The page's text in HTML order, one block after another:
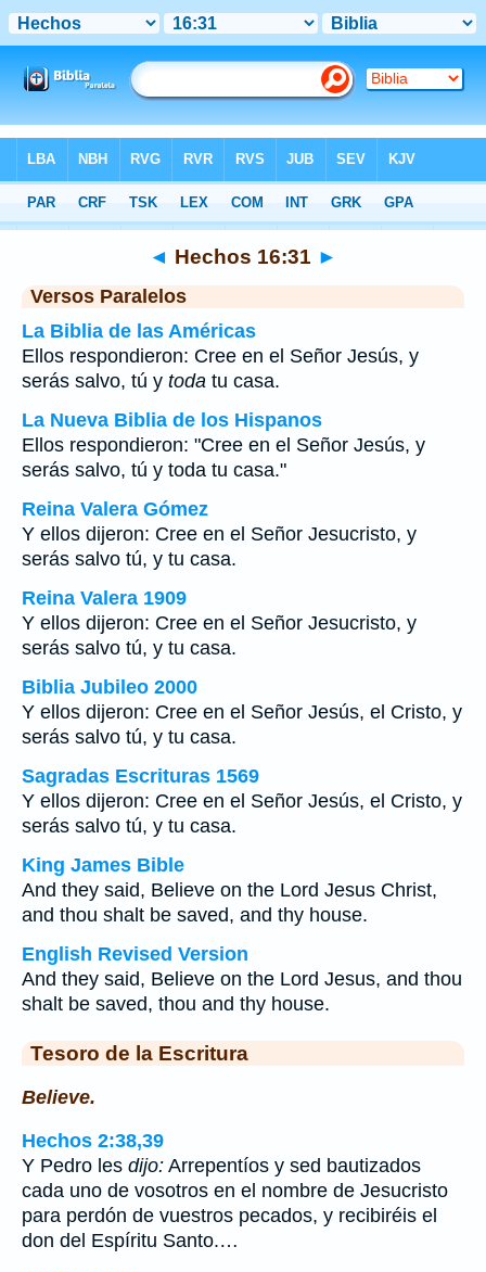
>Hechos Capítulo 16 > Verso 31
◄ Hechos 16:31 ►
Versos Paralelos
La Biblia de las Américas
Ellos respondieron: Cree en el Señor Jesús, y
serás salvo, tú y toda tu casa.
La Nueva Biblia de los Hispanos
Ellos respondieron: "Cree en el Señor Jesús, y
serás salvo, tú y toda tu casa."
Reina Valera Gómez
Y ellos dijeron: Cree en el Señor Jesucristo, y
serás salvo tú, y tu casa.
Reina Valera 1909
Y ellos dijeron: Cree en el Señor Jesucristo, y
serás salvo tú, y tu casa.
Biblia Jubileo 2000
Y ellos dijeron: Cree en el Señor Jesús, el Cristo, y
serás salvo tú, y tu casa.
Sagradas Escrituras 1569
Y ellos dijeron: Cree en el Señor Jesús, el Cristo, y
serás salvo tú, y tu casa.
King James Bible
And they said, Believe on the Lord Jesus Christ,
and thou shalt be saved, and thy house.
English Revised Version
And they said, Believe on the Lord Jesus, and thou
shalt be saved, thou and thy house.
Tesoro de la Escritura
Believe.
Hechos 2:38,39
Y Pedro les dijo: Arrepentíos y sed bautizados
cada uno de vosotros en el nombre de Jesucristo
para perdón de vuestros pecados, y recibiréis el
don del Espíritu Santo.…